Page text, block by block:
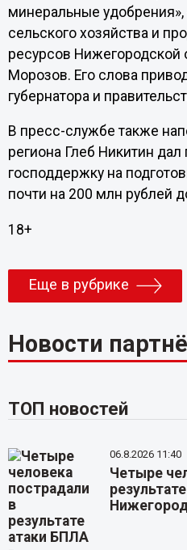
минеральные
сельского хозяйства и
ресурсов Нижегородской
Морозов. Его слова
губернатора и
В пресс-службе также
региона Глеб Никитин
господдержку на
почти на 200 млн рублей
18+
Еще в рубрике
Новости
ТОП новостей
06.8.2026 11:40
Четыре